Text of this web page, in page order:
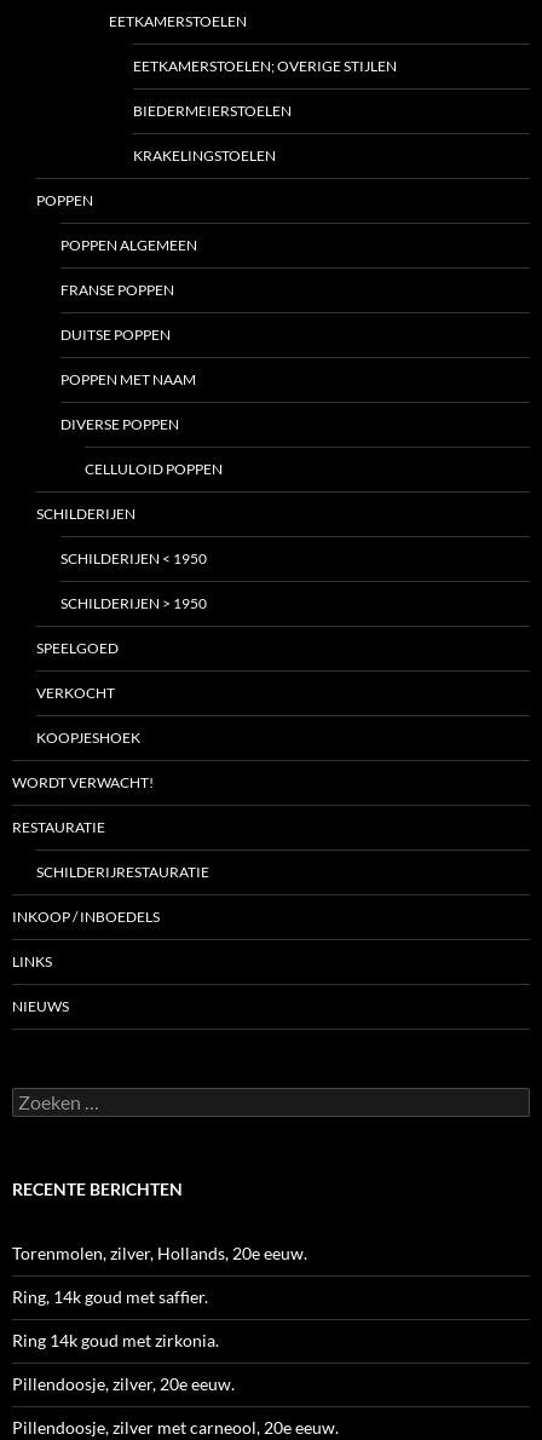
EETKAMERSTOELEN
EETKAMERSTOELEN; OVERIGE STIJLEN
BIEDERMEIERSTOELEN
KRAKELINGSTOELEN
POPPEN
POPPEN ALGEMEEN
FRANSE POPPEN
DUITSE POPPEN
POPPEN MET NAAM
DIVERSE POPPEN
CELLULOID POPPEN
SCHILDERIJEN
SCHILDERIJEN < 1950
SCHILDERIJEN > 1950
SPEELGOED
VERKOCHT
KOOPJESHOEK
WORDT VERWACHT!
RESTAURATIE
SCHILDERIJRESTAURATIE
INKOOP / INBOEDELS
LINKS
NIEUWS
Zoeken
naar:
RECENTE BERICHTEN
Torenmolen, zilver, Hollands, 20e eeuw.
Ring, 14k goud met saffier.
Ring 14k goud met zirkonia.
Pillendoosje, zilver, 20e eeuw.
Pillendoosje, zilver met carneool, 20e eeuw.